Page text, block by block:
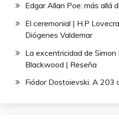
Edgar Allan Poe: más allá
El ceremonial | H.P
Diógenes Valdemar
La excentricidad de
Blackwood | Reseña
Fiódor Dostoievski. A 203